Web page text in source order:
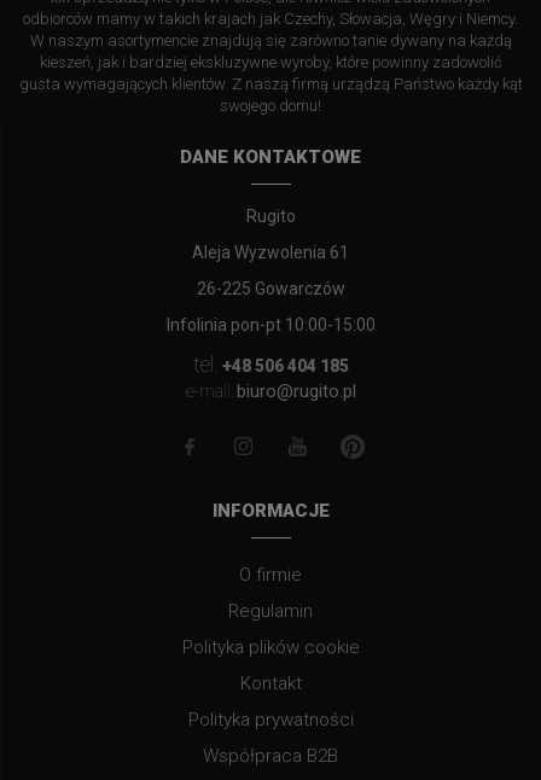
odbiorców mamy w takich krajach jak Czechy, Słowacja, Węgry i Niemcy.
W naszym asortymencie znajdują się zarówno tanie dywany na każdą
kieszeń, jak i bardziej ekskluzywne wyroby, które powinny zadowolić
gusta wymagających klientów. Z naszą firmą urządzą Państwo każdy kąt
swojego domu!
DANE KONTAKTOWE
Rugito
Aleja Wyzwolenia 61
26-225 Gowarczów
Infolinia pon-pt 10:00-15:00
tel.
+48 506 404 185
e-mail: biuro@rugito.pl
INFORMACJE
O firmie
Regulamin
Polityka plików cookie
Kontakt
Polityka prywatności
Współpraca B2B